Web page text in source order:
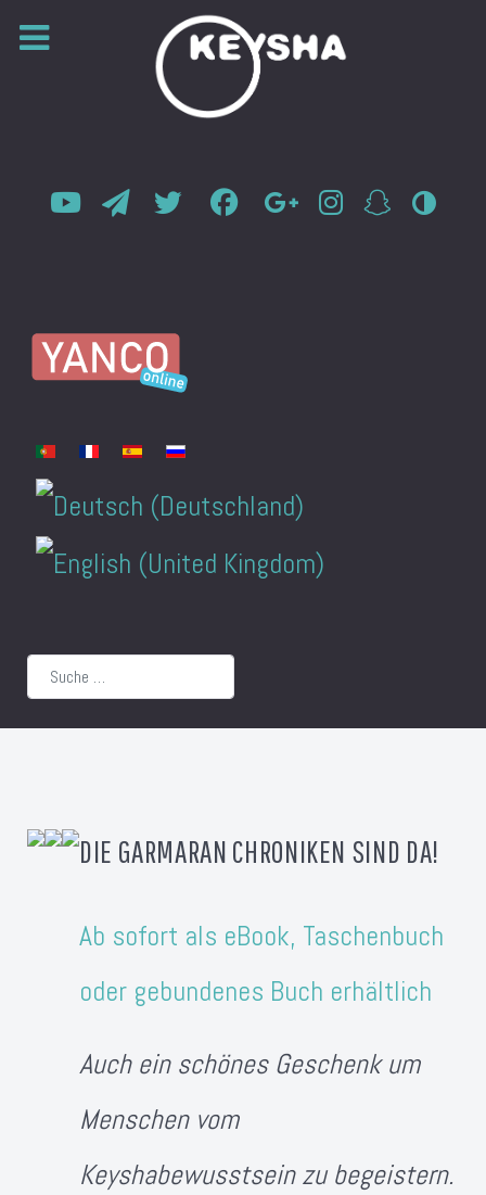
Sprache auswählen
Suchen
DIE GARMARAN CHRONIKEN SIND DA!
Ab sofort als eBook, Taschenbuch
oder gebundenes Buch erhältlich
Auch ein schönes Geschenk um
Menschen vom
Keyshabewusstsein zu begeistern.